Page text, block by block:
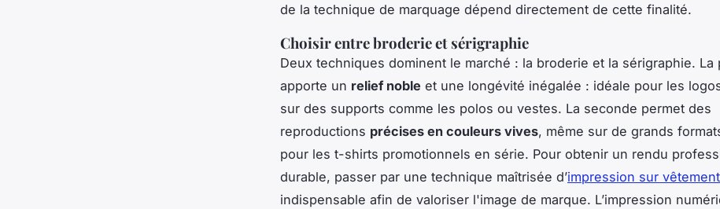
de la technique de marquage dépend directement de cette finalité.
Choisir entre broderie et sérigraphie
Deux techniques dominent le marché : la broderie et la sérigraphie. La
apporte un relief noble et une longévité inégalée : idéale pour les
sur des supports comme les polos ou vestes. La seconde permet des
reproductions précises en couleurs vives, même sur de grands
pour les t-shirts promotionnels en série. Pour obtenir un rendu
durable, passer par une technique maîtrisée d’impression sur
indispensable afin de valoriser l'image de marque. L’impression